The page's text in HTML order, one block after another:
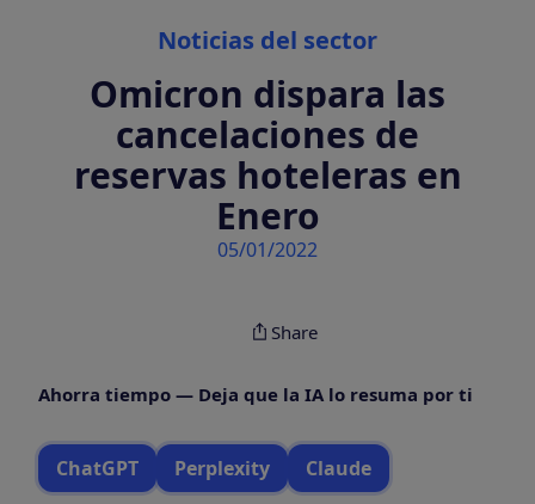
Noticias del sector
Omicron dispara las
cancelaciones de
reservas hoteleras en
Enero
05/01/2022
Share
Ahorra tiempo — Deja que la IA lo resuma por ti
ChatGPT Perplexity Claude